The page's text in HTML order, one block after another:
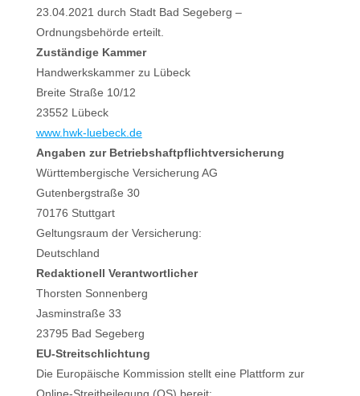
23.04.2021 durch Stadt Bad Segeberg –
Ordnungsbehörde erteilt.
Zuständige Kammer
Handwerkskammer zu Lübeck
Breite Straße 10/12
23552 Lübeck
www.hwk-luebeck.de
Angaben zur Betriebshaftpflichtversicherung
Württembergische Versicherung AG
Gutenbergstraße 30
70176 Stuttgart
Geltungsraum der Versicherung:
Deutschland
Redaktionell Verantwortlicher
Thorsten Sonnenberg
Jasminstraße 33
23795 Bad Segeberg
EU-Streitschlichtung
Die Europäische Kommission stellt eine Plattform zur